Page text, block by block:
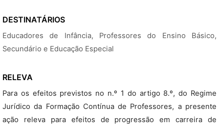
DESTINATÁRIOS
Educadores de Infância, Professores do Ensino Básico,
Secundário e Educação Especial
RELEVA
Para os efeitos previstos no n.º 1 do artigo 8.º, do Regime
Jurídico da Formação Contínua de Professores, a presente
ação releva para efeitos de progressão em carreira de